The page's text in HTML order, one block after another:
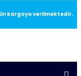
kargoya verilmektedir.